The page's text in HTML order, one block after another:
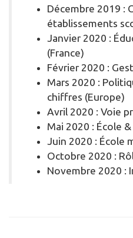
Décembre 2019 :
établissements
Janvier 2020 :
(France)
Février 2020 :
Mars 2020 :
chiffres (Europe)
Avril 2020 : Voie
Mai 2020 : École
Juin 2020 : École
Octobre 2020 :
Novembre 2020 :